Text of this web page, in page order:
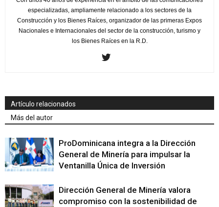
especializadas, ampliamente relacionado a los sectores de la
Construcción y los Bienes Raíces, organizador de las primeras Expos
Nacionales e Internacionales del sector de la construcción, turismo y
los Bienes Raíces en la R.D.
Artículo relacionados
Más del autor
ProDominicana integra a la Dirección
General de Minería para impulsar la
Ventanilla Única de Inversión
Dirección General de Minería valora
compromiso con la sostenibilidad de